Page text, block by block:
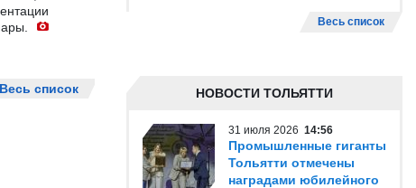
Весь список
Весь список
НОВОСТИ ТОЛЬЯТТИ
31 июля 2026 14:56
Промышленные гиганты
Тольятти отмечены
наградами юбилейного